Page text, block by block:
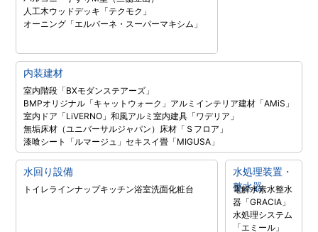
人工木ウッドデッキ「テクモク」
オーニング「エルバーネ・スーパーマキシム」
内装建材
室内階段「BXモダンステアーズ」
BMPオリジナル「キャットウォーク」 アルミインテリア建材「AMiS」
室内ドア「LiVERNO」和風アルミ室内建具「ワデリア」
無垢床材（ユニバーサルジャパン） 床材「Ｓフロア」
漆喰シート「ルマージュ」セキスイ畳「MIGUSA」
水回り設備
トイレラインナップキッチン浴室洗面化粧台
水処理装置・
整水器
電解水素水整水
器「GRACIA」
水処理システム
「エミール」